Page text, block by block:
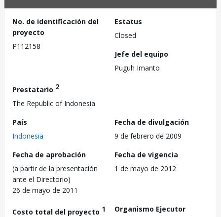
No. de identificación del
proyecto
P112158
Estatus
Closed
Jefe del equipo
Puguh Imanto
Prestatario 2
The Republic of Indonesia
País
Indonesia
Fecha de divulgación
9 de febrero de 2009
Fecha de aprobación
(a partir de la presentación
ante el Directorio)
26 de mayo de 2011
Fecha de vigencia
1 de mayo de 2012
Costo total del proyecto 1
Organismo Ejecutor